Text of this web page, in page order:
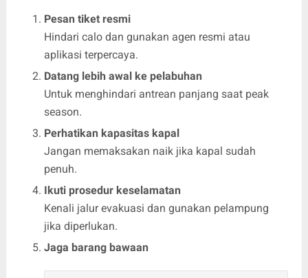
Pesan tiket resmi
Hindari calo dan gunakan agen resmi atau
aplikasi terpercaya.
Datang lebih awal ke pelabuhan
Untuk menghindari antrean panjang saat peak
season.
Perhatikan kapasitas kapal
Jangan memaksakan naik jika kapal sudah
penuh.
Ikuti prosedur keselamatan
Kenali jalur evakuasi dan gunakan pelampung
jika diperlukan.
Jaga barang bawaan